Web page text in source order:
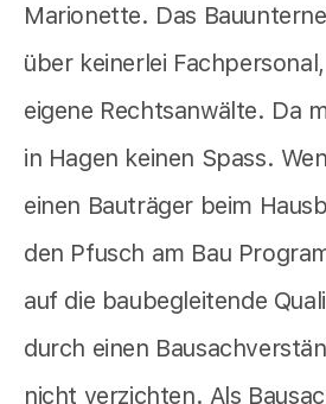
Marionette. Das
über keinerlei
eigene Rechtsanwälte. Da
in Hagen keinen Spass.
einen Bauträger beim
den Pfusch am Bau
auf die baubegleitende
durch einen
nicht verzichten. Als